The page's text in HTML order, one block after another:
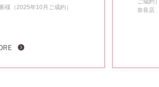
様（2025年10月ご成約）
ご成約）
奈良店